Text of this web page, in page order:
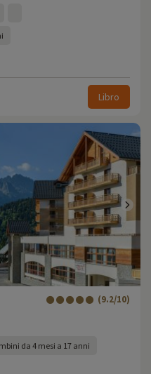
Libro
(9.2/10)
da 4 mesi a 17 anni